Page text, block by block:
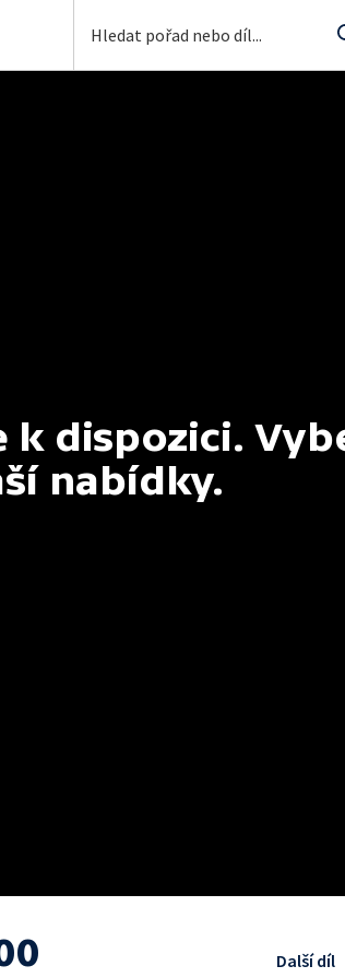
dispozici.
nabídky.
Další díl